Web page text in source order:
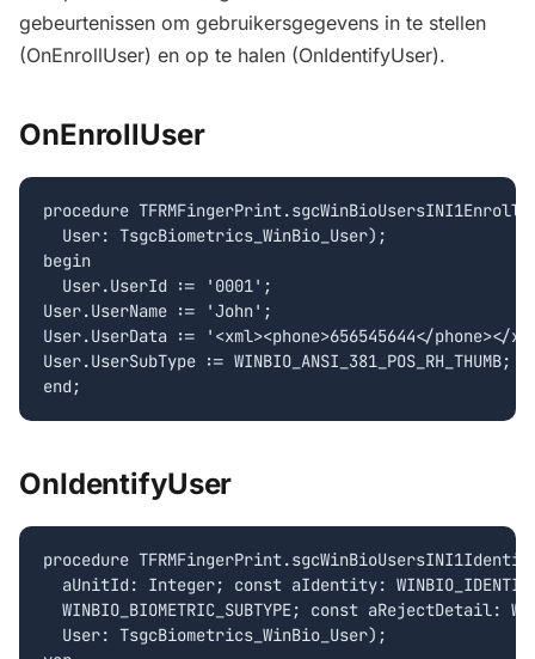
gebeurtenissen om gebruikersgegevens in te stellen
(OnEnrollUser) en op te halen (OnIdentifyUser).
OnEnrollUser
procedure
  User: TsgcBiometrics_WinBio_User);
begin
  User.UserId := '0001';
User.UserName := 'John';
User.UserData := '<xml><phone>656545644</phone></
User.UserSubType := WINBIO_ANSI_381_POS_RH_THUMB;
OnIdentifyUser
procedure
aUnitId: Integer; const aIdentity:
WINBIO_BIOMETRIC_SUBTYPE; const aRejectDetail:
  User: TsgcBiometrics_WinBio_User);